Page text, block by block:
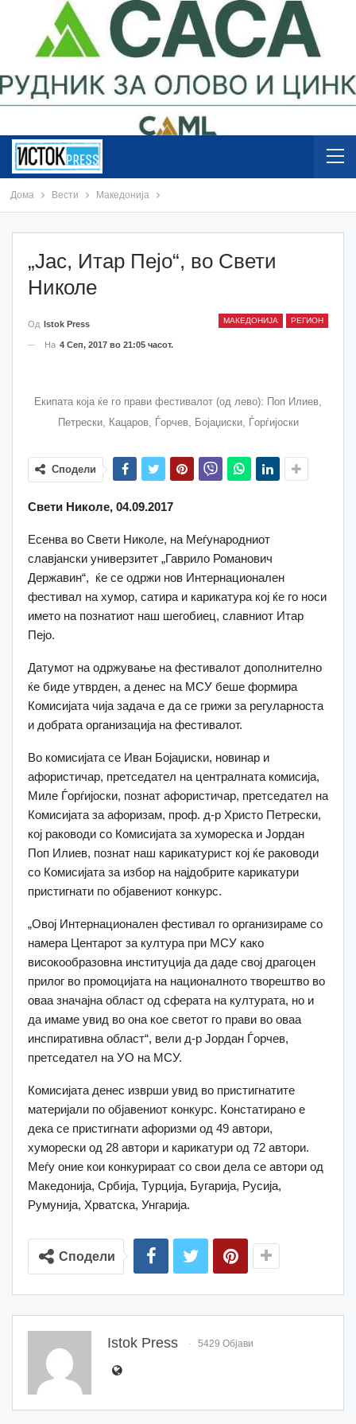
Дома Вести Македонија
„Јас, Итар Пејо“, во Свети
Николе
МАКЕДОНИЈА РЕГИОН
Од Istok Press
На 4 Сеп, 2017 во 21:05 часот.
Екипата која ќе го прави фестивалот (од лево): Поп Илиев,
Петрески, Кацаров, Ѓорчев, Бојаџиски, Ѓорѓијоски
Сподели
Свети Николе, 04.09.2017
Есенва во Свети Николе, на Меѓународниот
славјански универзитет „Гаврило Романович
Державин“, ќе се одржи нов Интернационален
фестивал на хумор, сатира и карикатура кој ќе го носи
името на познатиот наш шегобиец, славниот Итар
Пејо.
Датумот на одржување на фестивалот дополнително
ќе биде утврден, а денес на МСУ беше формира
Комисијата чија задача е да се грижи за регуларноста
и добрата организација на фестивалот.
Во комисијата се Иван Бојаџиски, новинар и
афористичар, претседател на централната комисија,
Миле Ѓорѓијоски, познат афористичар, претседател на
Комисијата за афоризам, проф. д-р Христо Петрески,
кој раководи со Комисијата за хумореска и Јордан
Поп Илиев, познат наш карикатурист кој ќе раководи
со Комисијата за избор на најдобрите карикатури
пристигнати по објавениот конкурс.
„Овој Интернационален фестивал го организираме со
намера Центарот за култура при МСУ како
високообразовна институција да даде свој драгоцен
прилог во промоцијата на националното творештво во
оваа значајна област од сферата на културата, но и
да имаме увид во она кое светот го прави во оваа
инспиративна област“, вели д-р Јордан Ѓорчев,
претседател на УО на МСУ.
Комисијата денес изврши увид во пристигнатите
материјали по објавениот конкурс. Констатирано е
дека се пристигнати афоризми од 49 автори,
хуморески од 28 автори и карикатури од 72 автори.
Меѓу оние кои конкурираат со свои дела се автори од
Македонија, Србија, Tурција, Бугарија, Русија,
Румунија, Хрватска, Унгарија.
Сподели
Istok Press 5429 Објави